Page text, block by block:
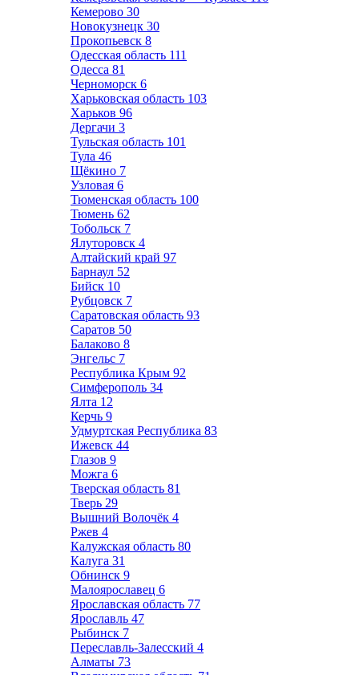
Кемерово 30
Новокузнецк 30
Прокопьевск 8
Одесская область 111
Одесса 81
Черноморск 6
Харьковская область 103
Харьков 96
Дергачи 3
Тульская область 101
Тула 46
Щёкино 7
Узловая 6
Тюменская область 100
Тюмень 62
Тобольск 7
Ялуторовск 4
Алтайский край 97
Барнаул 52
Бийск 10
Рубцовск 7
Саратовская область 93
Саратов 50
Балаково 8
Энгельс 7
Республика Крым 92
Симферополь 34
Ялта 12
Керчь 9
Удмуртская Республика 83
Ижевск 44
Глазов 9
Можга 6
Тверская область 81
Тверь 29
Вышний Волочёк 4
Ржев 4
Калужская область 80
Калуга 31
Обнинск 9
Малоярославец 6
Ярославская область 77
Ярославль 47
Рыбинск 7
Переславль-Залесский 4
Алматы 73